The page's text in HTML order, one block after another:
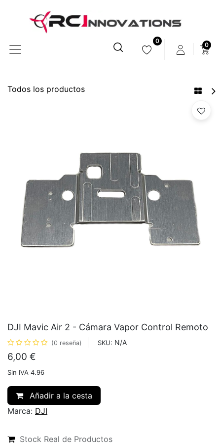
0
0
Todos los productos
DJI Mavic Air 2 - Cámara Vapor Control Remoto
(0 reseña) SKU: N/A
6,00 €
Sin IVA 4.96
Añadir a la cesta
Marca: DJI
Stock Real de Productos